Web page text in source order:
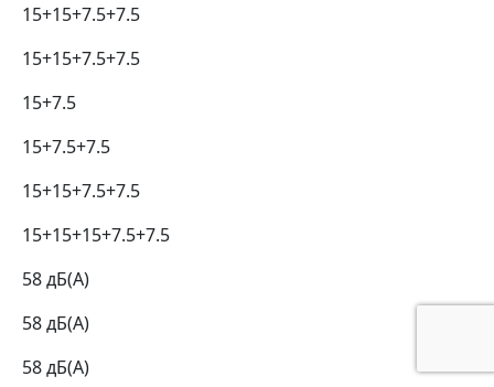
15+15+7.5+7.5
15+15+7.5+7.5
15+7.5
15+7.5+7.5
15+15+7.5+7.5
15+15+15+7.5+7.5
58 дБ(А)
58 дБ(А)
58 дБ(А)